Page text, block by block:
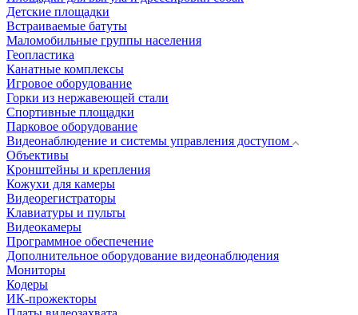
Детские площадки
Встраиваемые батуты
Маломобильные группы населения
Геопластика
Канатные комплексы
Игровое оборудование
Горки из нержавеющей стали
Спортивные площадки
Парковое оборудование
Видеонаблюдение и системы управления доступом
Объективы
Кронштейны и крепления
Кожухи для камеры
Видеорегистраторы
Клавиатуры и пульты
Видеокамеры
Программное обеспечение
Дополнительное оборудование видеонаблюдения
Мониторы
Кодеры
ИК-прожекторы